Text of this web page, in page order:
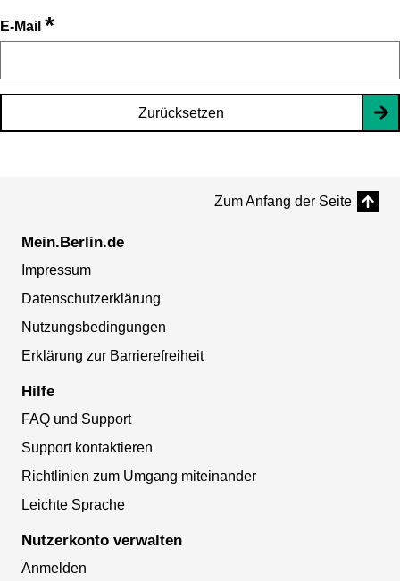
E-Mail *
Zurücksetzen
Zum Anfang der Seite
Mein.Berlin.de
Impressum
Datenschutzerklärung
Nutzungsbedingungen
Erklärung zur Barrierefreiheit
Hilfe
FAQ und Support
Support kontaktieren
Richtlinien zum Umgang miteinander
Leichte Sprache
Nutzerkonto verwalten
Anmelden